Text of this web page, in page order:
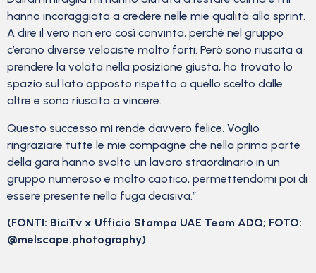
hanno incoraggiata a credere nelle mie qualità allo sprint.
A dire il vero non ero così convinta, perché nel gruppo
c’erano diverse velociste molto forti. Però sono riuscita a
prendere la volata nella posizione giusta, ho trovato lo
spazio sul lato opposto rispetto a quello scelto dalle
altre e sono riuscita a vincere.
Questo successo mi rende davvero felice. Voglio
ringraziare tutte le mie compagne che nella prima parte
della gara hanno svolto un lavoro straordinario in un
gruppo numeroso e molto caotico, permettendomi poi di
essere presente nella fuga decisiva.”
(FONTI: BiciTv x Ufficio Stampa UAE Team ADQ; FOTO:
@melscape.photography)